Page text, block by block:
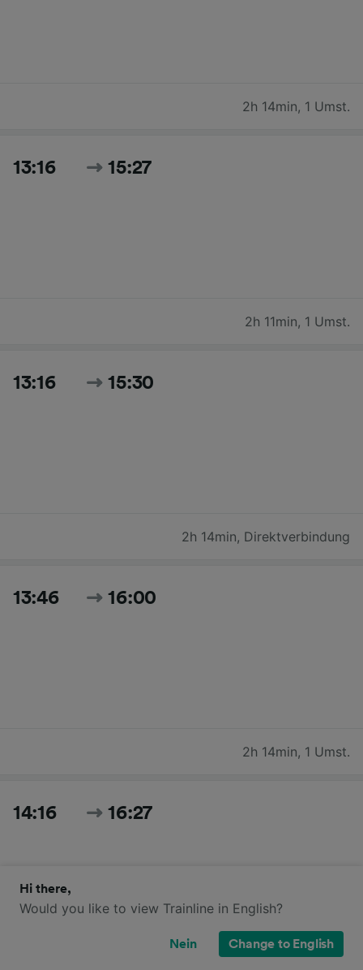
2h 14min, 1 Umst.
13:16 15:27
2h 11min, 1 Umst.
13:16 15:30
2h 14min, Direktverbindung
13:46 16:00
2h 14min, 1 Umst.
14:16 16:27
Hi there,
Would you like to view Trainline in English?
Nein Change to English